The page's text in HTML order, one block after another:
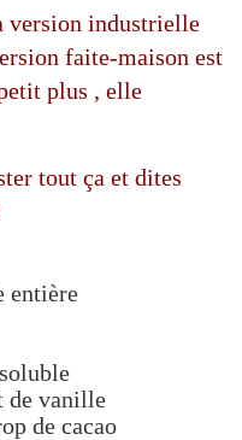
version industrielle
faite-maison est
plus , elle
tout ça et dites
entière
de vanille
de cacao